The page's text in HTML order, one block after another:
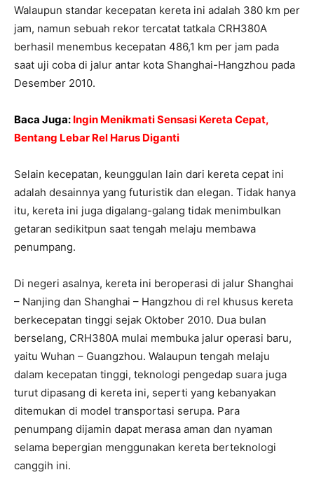
Walaupun standar kecepatan kereta ini adalah 380 km per
jam, namun sebuah rekor tercatat tatkala CRH380A
berhasil menembus kecepatan 486,1 km per jam pada
saat uji coba di jalur antar kota Shanghai-Hangzhou pada
Desember 2010.
Baca Juga: Ingin Menikmati Sensasi Kereta Cepat,
Bentang Lebar Rel Harus Diganti
Selain kecepatan, keunggulan lain dari kereta cepat ini
adalah desainnya yang futuristik dan elegan. Tidak hanya
itu, kereta ini juga digalang-galang tidak menimbulkan
getaran sedikitpun saat tengah melaju membawa
penumpang.
Di negeri asalnya, kereta ini beroperasi di jalur Shanghai
– Nanjing dan Shanghai – Hangzhou di rel khusus kereta
berkecepatan tinggi sejak Oktober 2010. Dua bulan
berselang, CRH380A mulai membuka jalur operasi baru,
yaitu Wuhan – Guangzhou. Walaupun tengah melaju
dalam kecepatan tinggi, teknologi pengedap suara juga
turut dipasang di kereta ini, seperti yang kebanyakan
ditemukan di model transportasi serupa. Para
penumpang dijamin dapat merasa aman dan nyaman
selama bepergian menggunakan kereta berteknologi
canggih ini.